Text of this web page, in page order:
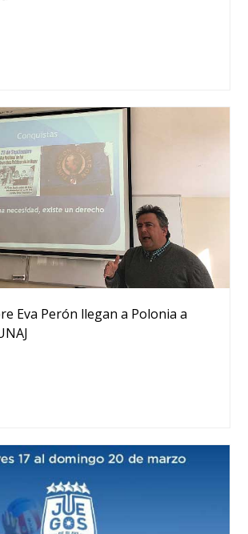
Eva Perón llegan a Polonia a